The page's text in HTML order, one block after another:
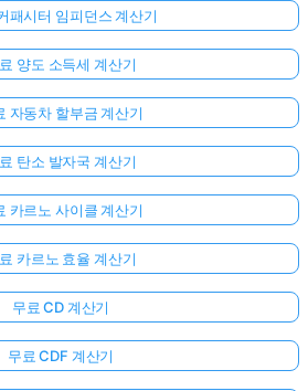
패시터 임피던스 계산기
양도 소득세 계산기
자동차 할부금 계산기
탄소 발자국 계산기
카르노 사이클 계산기
카르노 효율 계산기
무료 CD 계산기
무료 CDF 계산기